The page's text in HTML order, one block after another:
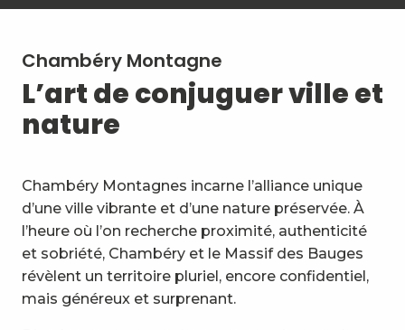
Chambéry Montagne
L’art de conjuguer ville et
nature
Chambéry Montagnes incarne l’alliance unique
d’une ville vibrante et d’une nature préservée. À
l’heure où l’on recherche proximité, authenticité
et sobriété, Chambéry et le Massif des Bauges
révèlent un territoire pluriel, encore confidentiel,
mais généreux et surprenant.